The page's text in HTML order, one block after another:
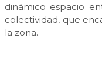
dinámico espacio
colectividad, que
la zona.